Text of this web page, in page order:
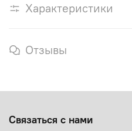
Характеристики
Отзывы
Связаться с нами